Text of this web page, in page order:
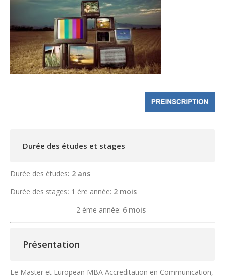
Durée des études et stages
Durée des études: 2 ans
Durée des stages: 1 ère année: 2 mois
2 ème année: 6 mois
Présentation
Le Master et European MBA Accreditation en Communication,